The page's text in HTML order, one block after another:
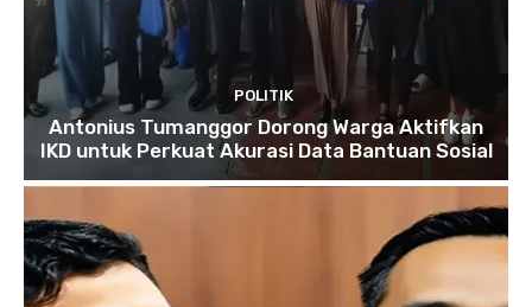
POLITIK
Antonius Tumanggor Dorong Warga Aktifkan
IKD untuk Perkuat Akurasi Data Bantuan Sosial